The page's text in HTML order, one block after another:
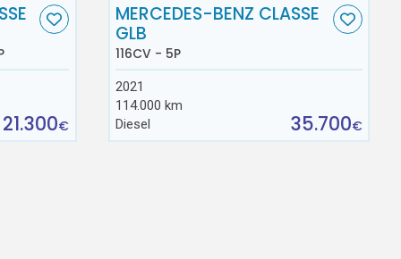
21.300€
MERCEDES-BENZ CLASSE
GLB
116CV - 5P
2021
114.000 km
Diesel
35.700€